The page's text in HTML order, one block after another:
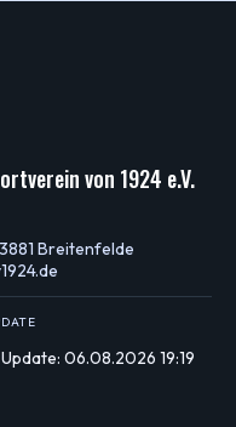
von 1924 e.V.
Breitenfelde
06.08.2026 19:19